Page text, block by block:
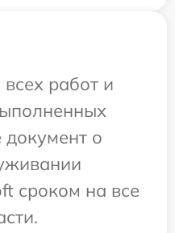
работ и
о
сроком на все